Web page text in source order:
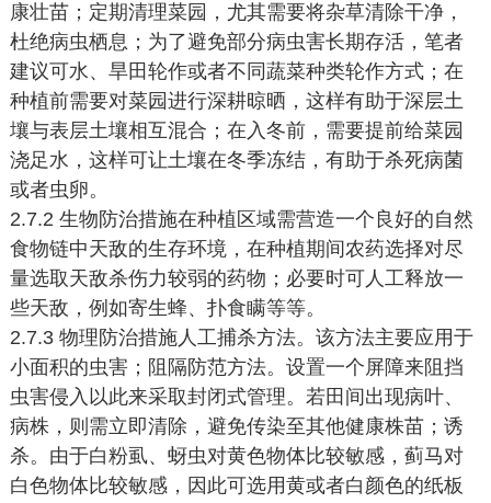
康壮苗；定期清理菜园，尤其需要将杂草清除干净，
杜绝病虫栖息；为了避免部分病虫害长期存活，笔者
建议可水、旱田轮作或者不同蔬菜种类轮作方式；在
种植前需要对菜园进行深耕晾晒，这样有助于深层土
壤与表层土壤相互混合；在入冬前，需要提前给菜园
浇足水，这样可让土壤在冬季冻结，有助于杀死病菌
或者虫卵。
2.7.2 生物防治措施在种植区域需营造一个良好的自然
食物链中天敌的生存环境，在种植期间农药选择对尽
量选取天敌杀伤力较弱的药物；必要时可人工释放一
些天敌，例如寄生蜂、扑食瞒等等。
2.7.3 物理防治措施人工捕杀方法。该方法主要应用于
小面积的虫害；阻隔防范方法。设置一个屏障来阻挡
虫害侵入以此来采取封闭式管理。若田间出现病叶、
病株，则需立即清除，避免传染至其他健康株苗；诱
杀。由于白粉虱、蚜虫对黄色物体比较敏感，蓟马对
白色物体比较敏感，因此可选用黄或者白颜色的纸板